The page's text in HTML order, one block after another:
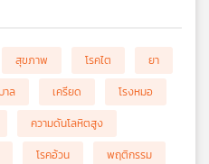
สุขภาพ โรคไต
ยา
าล เครียด
โรงหมอ
ความดันโลหิตสูง
โรคอ้วน
พฤติกรรม